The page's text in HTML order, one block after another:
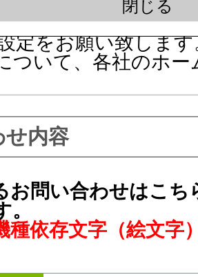
またはドメイ
定をお願い致します
ついて、各社のホー
せ内容
お問い合わせはこ
種依存文字（絵文字
閉じる